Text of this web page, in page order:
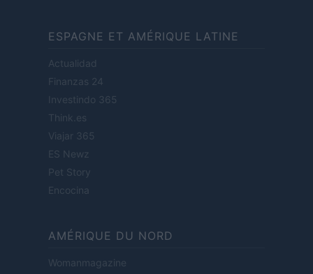
ESPAGNE ET AMÉRIQUE LATINE
Actualidad
Finanzas 24
Investindo 365
Think.es
Viajar 365
ES Newz
Pet Story
Encocina
AMÉRIQUE DU NORD
Womanmagazine